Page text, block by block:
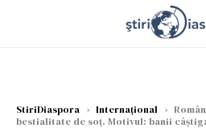
StiriDiaspora › Internațional ›
bestialitate de soț. Motivul: banii